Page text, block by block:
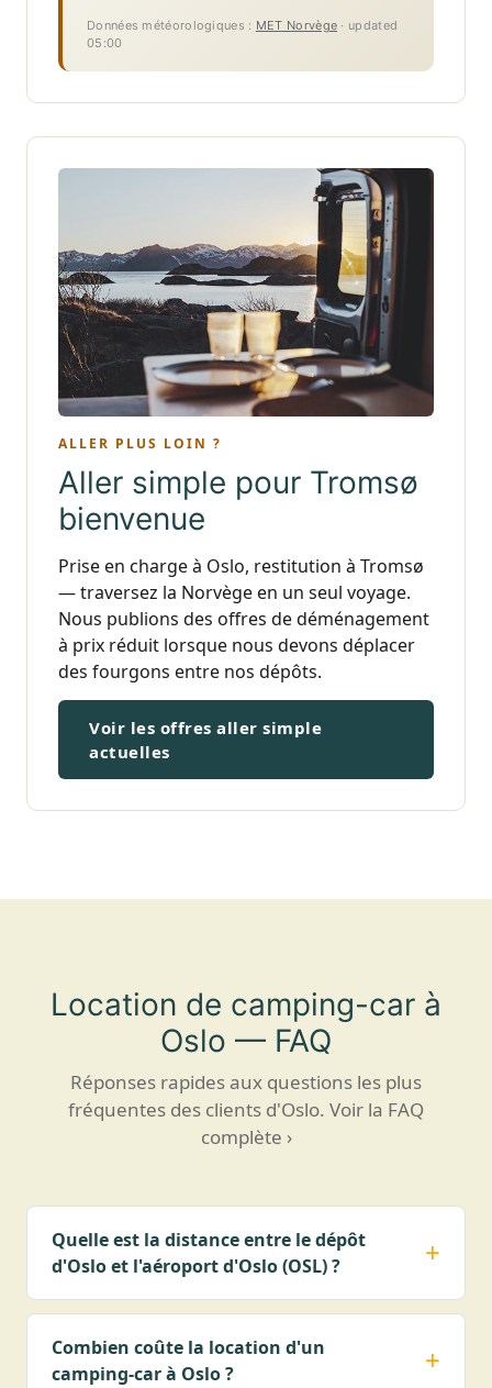
Données météorologiques : MET Norvège · updated
05:00
ALLER PLUS LOIN ?
Aller simple pour Tromsø
bienvenue
Prise en charge à Oslo, restitution à Tromsø
— traversez la Norvège en un seul voyage.
Nous publions des offres de déménagement
à prix réduit lorsque nous devons déplacer
des fourgons entre nos dépôts.
Voir les offres aller simple
actuelles
Location de camping-car à
Oslo — FAQ
Réponses rapides aux questions les plus
fréquentes des clients d'Oslo. Voir la FAQ
complète ›
Quelle est la distance entre le dépôt
d'Oslo et l'aéroport d'Oslo (OSL) ?
Combien coûte la location d'un
camping-car à Oslo ?